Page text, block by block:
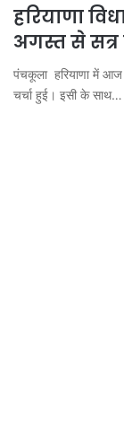
हरियाणा
अगस्त से
पंचकूला हरियाणा में
चर्चा हुई। इसी के साथ…